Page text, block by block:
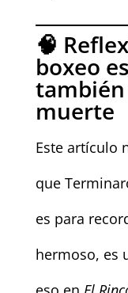
🧠
boxeo
muerte
Este artículo
que
es para
hermoso, es